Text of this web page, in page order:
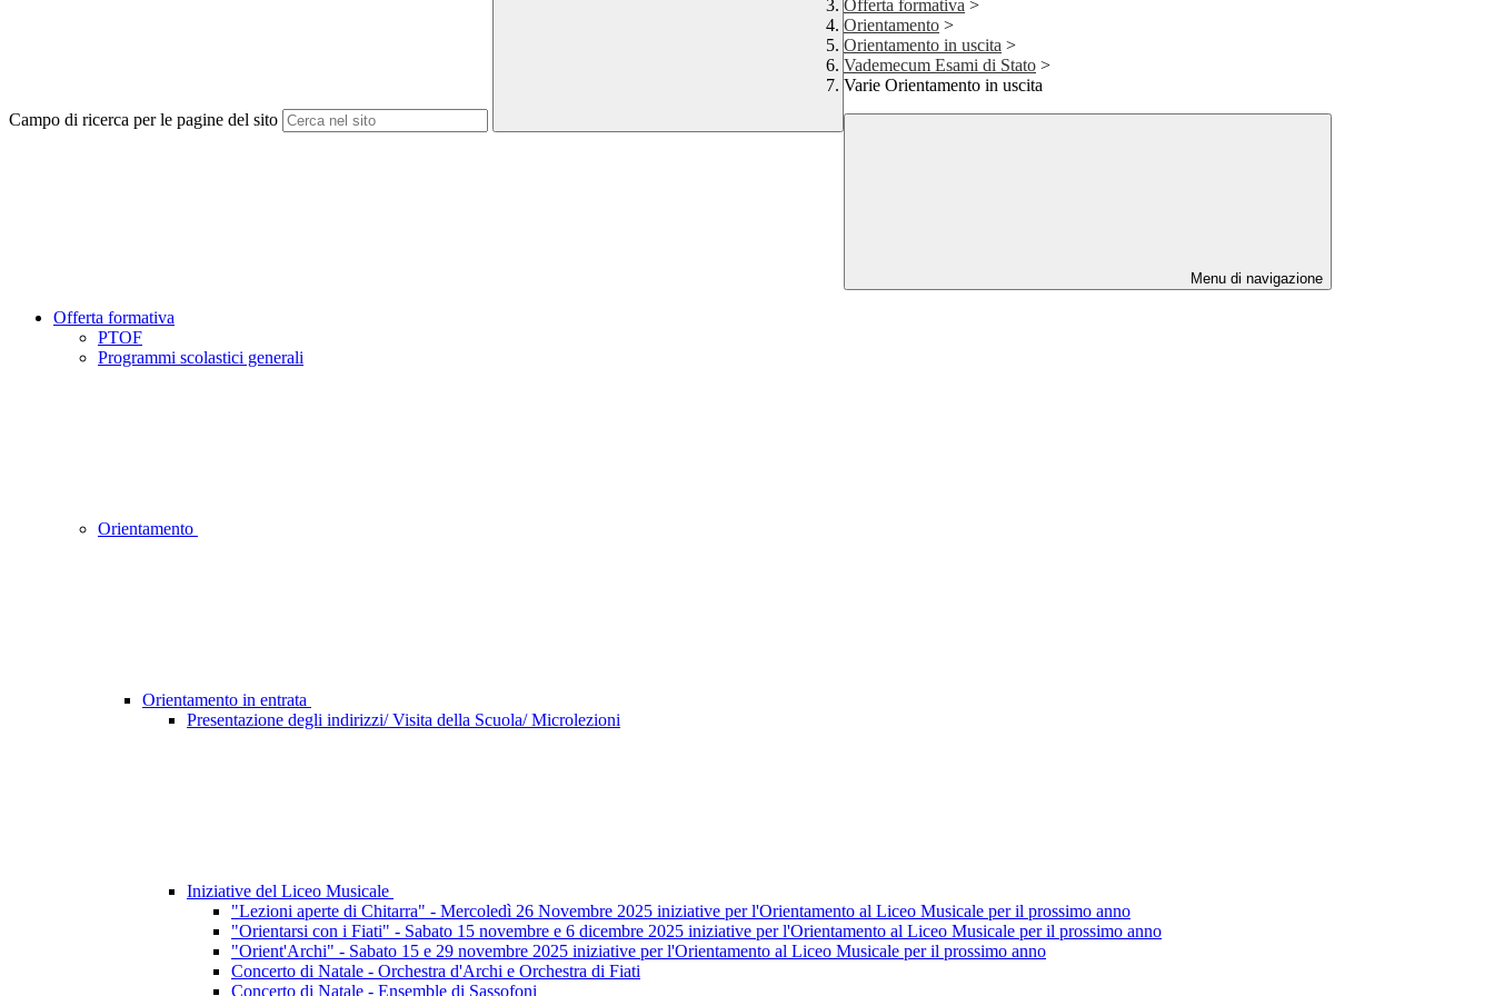
Campo di ricerca per le pagine del sito
Offerta formativa >
Orientamento >
Orientamento in uscita >
Vademecum Esami di Stato >
Varie Orientamento in uscita
Menu di navigazione
Offerta formativa
PTOF
Programmi scolastici generali
Orientamento
Orientamento in entrata
Presentazione degli indirizzi/ Visita della Scuola/ Microlezioni
Iniziative del Liceo Musicale
"Lezioni aperte di Chitarra" - Mercoledì 26 Novembre 2025 iniziative per l'Orientamento al Liceo Musicale per il prossimo anno
"Orientarsi con i Fiati" - Sabato 15 novembre e 6 dicembre 2025 iniziative per l'Orientamento al Liceo Musicale per il prossimo anno
"Orient'Archi" - Sabato 15 e 29 novembre 2025 iniziative per l'Orientamento al Liceo Musicale per il prossimo anno
Concerto di Natale - Orchestra d'Archi e Orchestra di Fiati
Concerto di Natale - Ensemble di Sassofoni